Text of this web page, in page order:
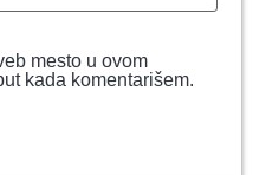
mesto u ovom
kada komentarišem.